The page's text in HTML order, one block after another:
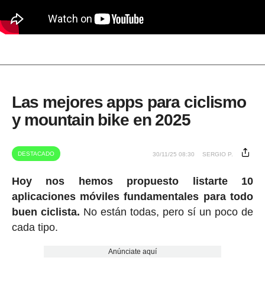
Las mejores apps para ciclismo
y mountain bike en 2025
DESTACADO 30/11/25 08:30 SERGIO P.
Hoy nos hemos propuesto listarte 10
aplicaciones móviles fundamentales para todo
buen ciclista. No están todas, pero sí un poco de
cada tipo.
Anúnciate aquí